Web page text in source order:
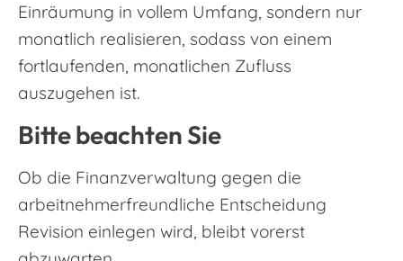
Einräumung in vollem Umfang, sondern nur
monatlich realisieren, sodass von einem
fortlaufenden, monatlichen Zufluss
auszugehen ist.
Bitte beachten Sie
Ob die Finanzverwaltung gegen die
arbeitnehmerfreundliche Entscheidung
Revision einlegen wird, bleibt vorerst